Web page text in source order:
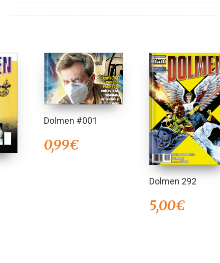
Dolmen #001
0,99€
Dolmen 292
5,00€